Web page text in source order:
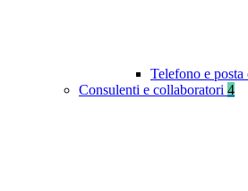
Telefono e posta
Consulenti e collaboratori 4